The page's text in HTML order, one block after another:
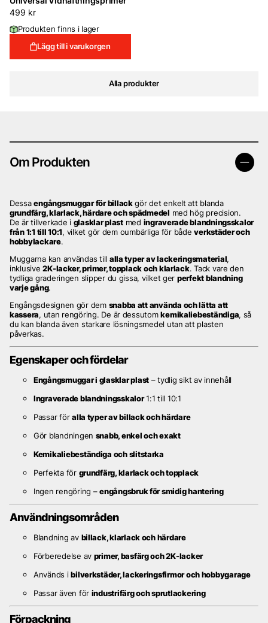
Alla produkter
499 kr
Produkten finns i lager
Lägg till i varukorgen
Om Produkten
Dessaengångsmuggar för billackgör det enkelt att blanda
grundfärg, klarlack, härdare och spädmedel med hög precision.
De är tillverkade i glasklar plastmed ingraverade blandningsskalor
från 1:1 till 10:1, vilket gör dem oumbärliga för bådeverkstäder och
hobbylackare.
Muggarna kan användas till alla typer av lackeringsmaterial,
inklusive2K-lacker, primer, topplack och klarlack. Tack vare den
tydliga graderingen slipper du gissa, vilket ger perfekt blandning
varje gång.
Engångsdesignen gör dem snabba att använda och lätta att
kassera, utan rengöring. De är dessutomkemikaliebeständiga, så
du kan blanda även starkare lösningsmedel utan att plasten
påverkas.
Egenskaper och fördelar
Engångsmuggar i glasklar plast – tydlig sikt av innehåll
Ingraverade blandningsskalor1:1 till 10:1
Passar föralla typer av billack och härdare
Gör blandningen snabb, enkel och exakt
Kemikaliebeständiga och slitstarka
Perfekta för grundfärg, klarlack och topplack
Ingen rengöring –engångsbruk för smidig hantering
Användningsområden
Blandning av billack, klarlack och härdare
Förberedelse av primer, basfärg och 2K-lacker
Används ibilverkstäder, lackeringsfirmor och hobbygarage
Passar även för industrifärg och sprutlackering
Förpackning